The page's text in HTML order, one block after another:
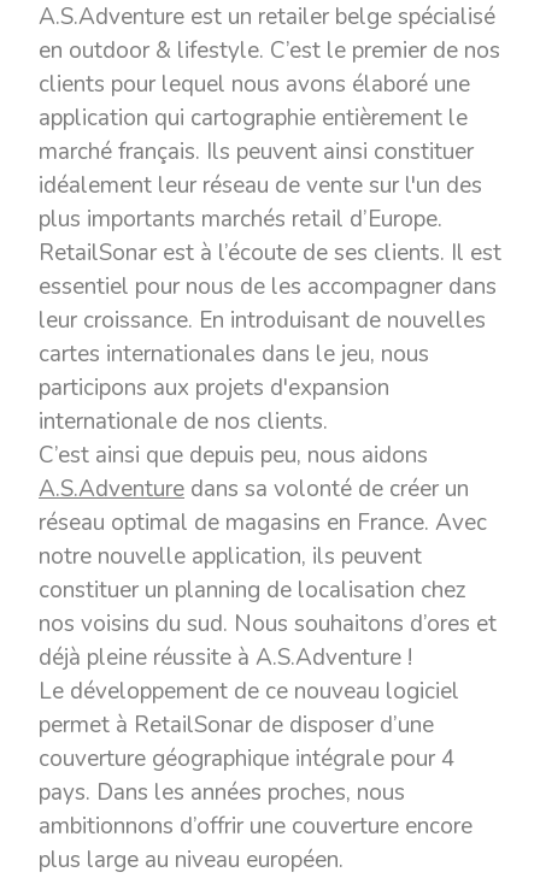
A.S.Adventure est un retailer belge spécialisé
en outdoor & lifestyle. C’est le premier de nos
clients pour lequel nous avons élaboré une
application qui cartographie entièrement le
marché français. Ils peuvent ainsi constituer
idéalement leur réseau de vente sur l'un des
plus importants marchés retail d’Europe.
RetailSonar est à l’écoute de ses clients. Il est
essentiel pour nous de les accompagner dans
leur croissance. En introduisant de nouvelles
cartes internationales dans le jeu, nous
participons aux projets d'expansion
internationale de nos clients.
C’est ainsi que depuis peu, nous aidons
A.S.Adventure dans sa volonté de créer un
réseau optimal de magasins en France. Avec
notre nouvelle application, ils peuvent
constituer un planning de localisation chez
nos voisins du sud. Nous souhaitons d’ores et
déjà pleine réussite à A.S.Adventure !
Le développement de ce nouveau logiciel
permet à RetailSonar de disposer d’une
couverture géographique intégrale pour 4
pays. Dans les années proches, nous
ambitionnons d’offrir une couverture encore
plus large au niveau européen.